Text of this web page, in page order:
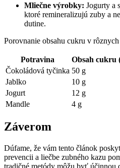
Mliečne výrobky: Jogurty ⁤a
ktoré remineralizujú zuby a
dutine.
Porovnanie obsahu​ cukru v
Potravina
Obsah cukru
Čokoládová tyčinka 50 ⁣g
Jablko
10 g
Jogurt
12 g
Mandle
4 g
Záverom
Dúfame,⁢ že⁣ vám⁤ tento článok
prevencii a liečbe zubného kazu⁢